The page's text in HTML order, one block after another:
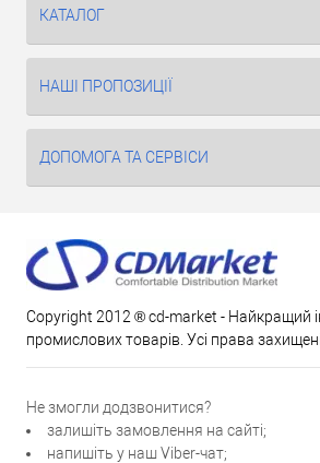
КАТАЛОГ
НАШІ ПРОПОЗИЦІЇ
ДОПОМОГА ТА СЕРВІСИ
Copyright 2012 ® cd-market - Найкращий
промислових товарів. Усі права захищені.
Не змогли додзвонитися?
залишіть замовлення на сайті;
напишіть у наш Viber-чат;